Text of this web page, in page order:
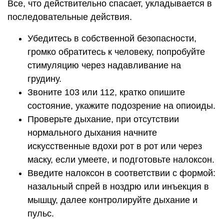
Все, что действительно спасает, укладывается в
последовательные действия.
Убедитесь в собственной безопасности,
громко обратитесь к человеку, попробуйте
стимуляцию через надавливание на
грудину.
Звоните 103 или 112, кратко опишите
состояние, укажите подозрение на опиоиды.
Проверьте дыхание, при отсутствии
нормального дыхания начните
искусственные вдохи рот в рот или через
маску, если умеете, и подготовьте налоксон.
Введите налоксон в соответствии с формой:
назальный спрей в ноздрю или инъекция в
мышцу, далее контролируйте дыхание и
пульс.